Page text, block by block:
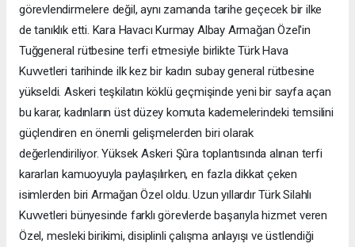
görevlendirmelere değil, aynı zamanda tarihe geçecek bir ilke
de tanıklık etti. Kara Havacı Kurmay Albay Armağan Özel'in
Tuğgeneral rütbesine terfi etmesiyle birlikte Türk Hava
Kuvvetleri tarihinde ilk kez bir kadın subay general rütbesine
yükseldi. Askeri teşkilatın köklü geçmişinde yeni bir sayfa açan
bu karar, kadınların üst düzey komuta kademelerindeki temsilini
güçlendiren en önemli gelişmelerden biri olarak
değerlendiriliyor. Yüksek Askeri Şûra toplantısında alınan terfi
kararları kamuoyuyla paylaşılırken, en fazla dikkat çeken
isimlerden biri Armağan Özel oldu. Uzun yıllardır Türk Silahlı
Kuvvetleri bünyesinde farklı görevlerde başarıyla hizmet veren
Özel, mesleki birikimi, disiplinli çalışma anlayışı ve üstlendiği